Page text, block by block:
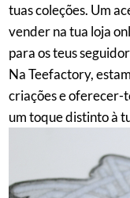
tuas coleções. Um
vender na tua loja
para os teus
Na Teefactory,
criações e oferecer-
um toque distinto à